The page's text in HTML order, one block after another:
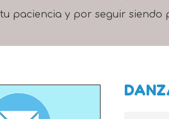
paciencia y por seguir siendo